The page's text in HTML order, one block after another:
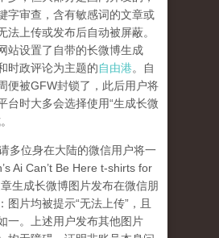
字审查，含有敏感词的文章或
法上传或发布后自动被屏蔽。
站设置了自带的长微博生成
时政评论为主题的自由港。自
便被GFW封锁了，此后用户将
台时大多会选择使用“生成长微
多位身在大陆的微信用户将一
Ai Can’t Be Here t-shirts for
生成长微博图片发布在微信朋
图片均被提示“无法上传”，且
一。上述用户发布其他图片